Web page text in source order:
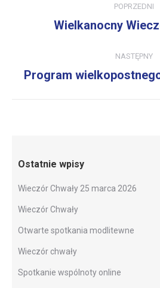
navigation
POPRZEDNI
Wielkanocny
NASTĘPNY
Next
Program
Ostatnie wpisy
Wieczór Chwały 25 marca 2026
Wieczór Chwały
Otwarte spotkania modlitewne
Wieczór chwały
Spotkanie wspólnoty online